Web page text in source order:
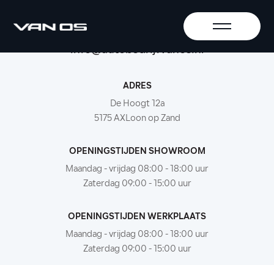
info@autobedrijfvanos.nl
ADRES
De Hoogt 12a
5175 AXLoon op Zand
OPENINGSTIJDEN SHOWROOM
Maandag - vrijdag 08:00 - 18:00 uur
Zaterdag 09:00 - 15:00 uur
OPENINGSTIJDEN WERKPLAATS
Maandag - vrijdag 08:00 - 18:00 uur
Zaterdag 09:00 - 15:00 uur